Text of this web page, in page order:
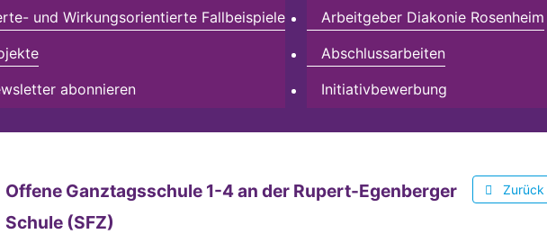
und Wirkungsorientierte Fallbeispiele
abonnieren
Arbeitgeber Diakonie Rosenheim
Abschlussarbeiten
Initiativbewerbung
Offene Ganztagsschule 1-4 an der Rupert-Egenberger
Schule (SFZ)
Zurück